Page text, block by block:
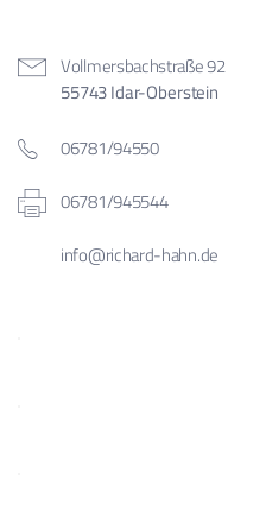
Vollmersbachstraße 92
55743 Idar-Oberstein
06781/94550
06781/945544
info@richard-hahn.de